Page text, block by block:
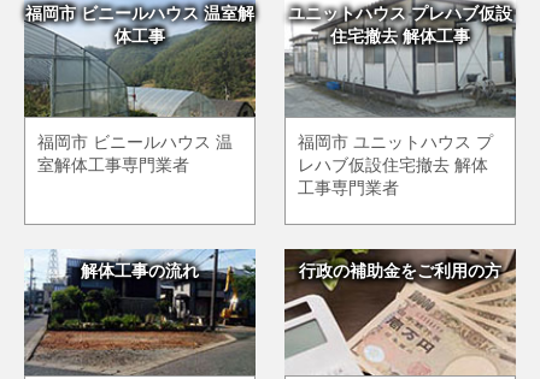
福岡市 ビニールハウス 温室解
体工事
福岡市 ビニールハウス 温
室解体工事専門業者
ユニットハウス プレハブ仮設
住宅撤去 解体工事
福岡市 ユニットハウス プ
レハブ仮設住宅撤去 解体
工事専門業者
解体工事の流れ 行政の補助金をご利用の方